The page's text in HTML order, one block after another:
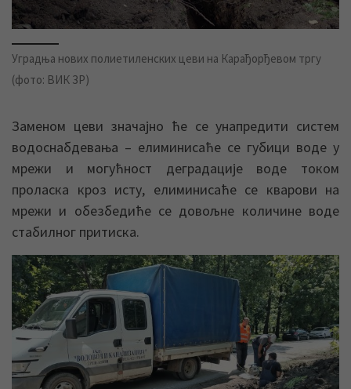
Уградња нових полиетиленских цеви на Карађорђевом тргу
(фото: ВИК ЗР)
Заменом цеви значајно ће се унапредити систем
водоснабдевања – елиминисаће се губици воде у
мрежи и могућност деградације воде током
проласка кроз исту, елиминисаће се кварови на
мрежи и обезбедиће се довољне количине воде
стабилног притиска.